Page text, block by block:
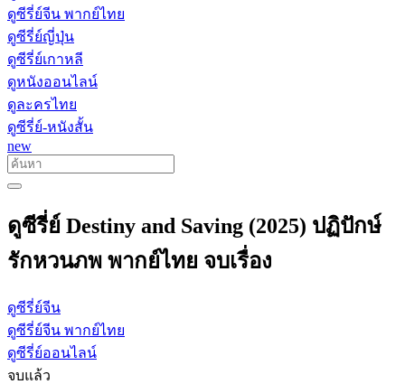
ดูซีรี่ย์จีน พากย์ไทย
ดูซีรี่ย์ญี่ปุ่น
ดูซีรี่ย์เกาหลี
ดูหนังออนไลน์
ดูละครไทย
ดูซีรี่ย์-หนังสั้น
new
ดูซีรี่ย์ Destiny and Saving (2025) ปฏิปักษ์
รักหวนภพ พากย์ไทย จบเรื่อง
ดูซีรี่ย์จีน
ดูซีรี่ย์จีน พากย์ไทย
ดูซีรี่ย์ออนไลน์
จบแล้ว